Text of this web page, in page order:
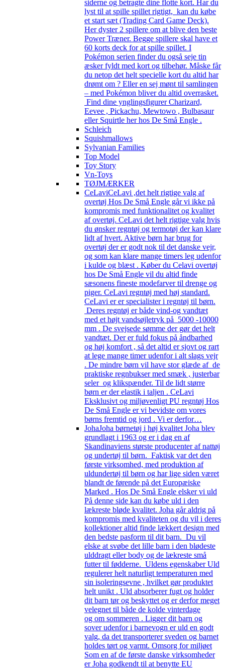
siderne og betragte dine flotte kort. Har du
lyst til at spille spillet rigtigt, kan du købe
et start sæt (Trading Card Game Deck).
Her dyster 2 spillere om at blive den beste
Power Træner. Begge spillere skal have et
60 korts deck for at spille spillet. I
Pokémon serien finder du også seje tin
æsker fyldt med kort og tilbehør. Måske får
du netop det helt specielle kort du altid har
drømt om ? Eller en sej mønt til samlingen
– med Pokémon bliver du altid overrasket.
Find dine ynglingsfigurer Charizard,
Eevee , Pickachu, Mewtowo , Bulbasaur
eller Squirtle her hos De Små Engle .
Schleich
Squishmallows
Sylvanian Families
Top Model
Toy Story
Vn-Toys
TØJMÆRKER
CeLaviCeLavi ,det helt rigtige valg af
overtøj Hos De Små Engle går vi ikke på
kompromis med funktionalitet og kvalitet
af overtøj. CeLavi det helt rigtige valg hvis
du ønsker regntøj og termotøj der kan klare
lidt af hvert. Aktive børn har brug for
overtøj der er godt nok til det danske vejr,
og som kan klare mange timers leg udenfor
i kulde og blæst . Køber du Celavi overtøj
hos De Små Engle vil du altid finde
sæsonens fineste modefarver til drenge og
piger. CeLavi regntøj med høj standard.
CeLavi er er specialister i regntøj til børn.
Deres regntøj er både vind-og vandtæt
med et højt vandsøjletryk på 5000 -10000
mm . De svejsede sømme der gør det helt
vandtæt. Der er fuld fokus på åndbarhed
og høj komfort , så det altid er sjovt og rart
at lege mange timer udenfor i alt slags vejr
. De mindre børn vil have stor glæde af de
praktiske regnbukser med smæk , justerbar
seler og klikspænder. Til de lidt større
børn er der elastik i taljen . CeLavi
Eksklusivt og miljøvenligt PU regntøj Hos
De Små Engle er vi bevidste om vores
børns fremtid og jord . Vi er derfor…
JohaJoha børnetøj i høj kvalitet Joha blev
grundlagt i 1963 og er i dag en af
Skandinaviens største producenter af nattøj
og undertøj til børn. Faktisk var det den
første virksomhed, med produktion af
uldundertøj til børn og har lige siden været
blandt de førende på det Europæiske
Marked . Hos De Små Engle elsker vi uld
På denne side kan du købe uld i den
lækreste bløde kvalitet. Joha går aldrig på
kompromis med kvaliteten og du vil i deres
kollektioner altid finde lækkert design med
den bedste pasform til dit barn. Du vil
elske at svøbe det lille barn i den blødeste
ulddragt eller body og de lækreste små
futter til fødderne. Uldens egenskaber Uld
regulerer helt naturligt temperaturen med
sin isoleringsevne , hvilket gør produktet
helt unikt . Uld absorberer fugt og holder
dit barn tør og beskyttet og er derfor meget
velegnet til både de kolde vinterdage
og om sommeren . Ligger dit barn og
sover udenfor i barnevogn er uld en godt
valg, da det transporterer sveden og barnet
holdes tørt og varmt. Omsorg for miljøet
Som en af de første danske virksomheder
er Joha godkendt til at benytte EU